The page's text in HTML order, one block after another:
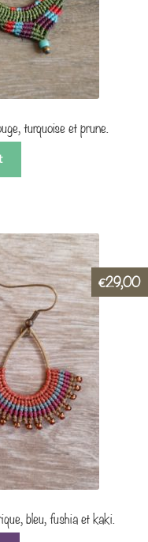
turquoise et prune.
bleu, fushia et kaki.
€29,00